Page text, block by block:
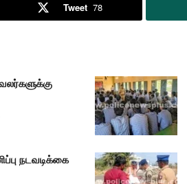
Tweet 78
நடவடிக்கை